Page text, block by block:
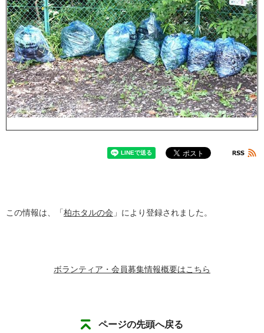
この情報は、「柏ホタルの会 」により登録されました。
ボランティア・会員募集情報概要はこちら
ページの先頭へ戻る